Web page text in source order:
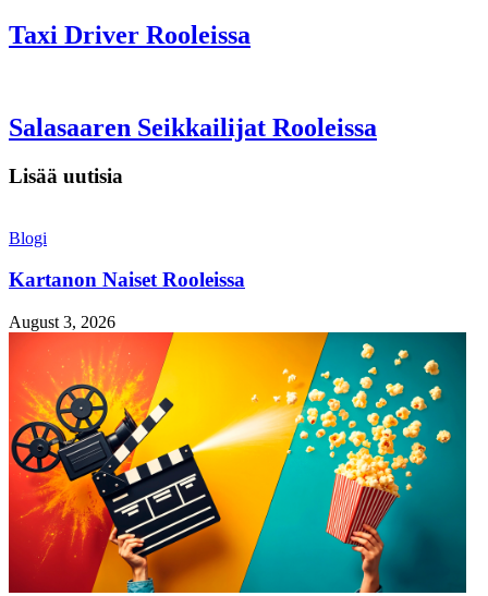
Taxi Driver Rooleissa
Salasaaren Seikkailijat Rooleissa
Lisää uutisia
Blogi
Kartanon Naiset Rooleissa
August 3, 2026